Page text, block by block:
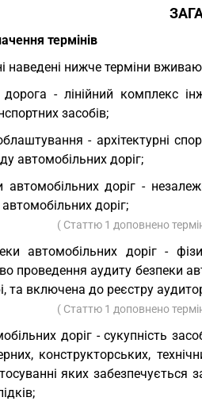
термінів
наведені нижче терміни
дорога - лінійний комплекс
засобів;
- архітектурні
автомобільних доріг;
автомобільних доріг -
доріг;
( Статтю 1 доповнено
автомобільних доріг -
проведення аудиту безпеки
та включена до реєстру
( Статтю 1 доповнено
доріг - сукупність
конструкторських,
яких